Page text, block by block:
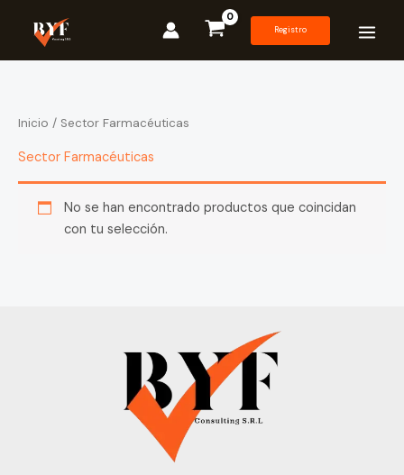
contenido
Registro
Inicio / Sector Farmacéuticas
Sector Farmacéuticas
No se han encontrado productos que coincidan
con tu selección.